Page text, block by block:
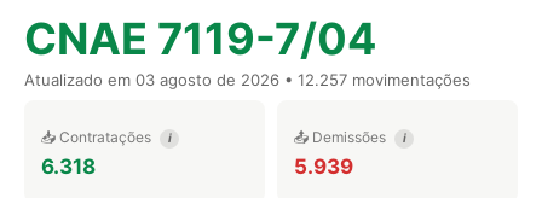
CNAE 7119-7/04
Atualizado em 03 agosto de 2026 • 12.257 movimentações
📥 Contratações i
6.318
📤 Demissões i
5.939